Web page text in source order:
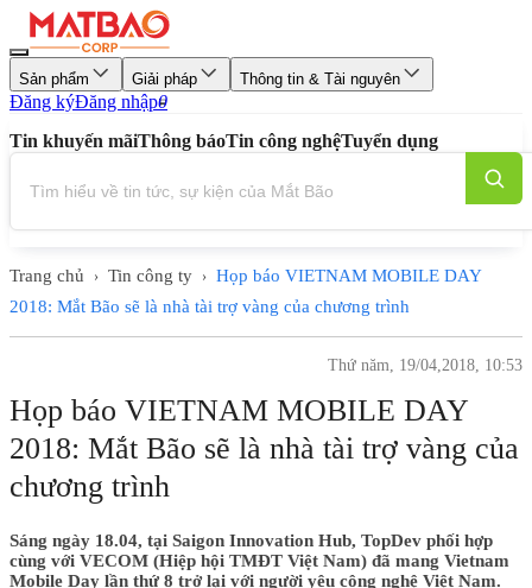
Sản phẩm Giải pháp Thông tin & Tài nguyên
Đăng kýĐăng nhập0
Tin khuyến mãiThông báoTin công nghệTuyển dụng
Trang chủ › Tin công ty › Họp báo VIETNAM MOBILE DAY
2018: Mắt Bão sẽ là nhà tài trợ vàng của chương trình
Thứ năm, 19/04,2018, 10:53
Họp báo VIETNAM MOBILE DAY
2018: Mắt Bão sẽ là nhà tài trợ vàng của
chương trình
Sáng ngày 18.04, tại Saigon Innovation Hub, TopDev phối hợp
cùng với VECOM (Hiệp hội TMĐT Việt Nam) đã mang Vietnam
Mobile Day lần thứ 8 trở lại với người yêu công nghệ Việt Nam.